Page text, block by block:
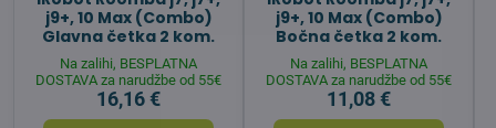
j9+, 10 Max (Combo)
Glavna četka 2 kom.
Na zalihi, BESPLATNA
DOSTAVA za narudžbe od 55€
16,16 €
j9+, 10 Max (Combo)
Bočna četka 2 kom.
Na zalihi, BESPLATNA
DOSTAVA za narudžbe od 55€
11,08 €